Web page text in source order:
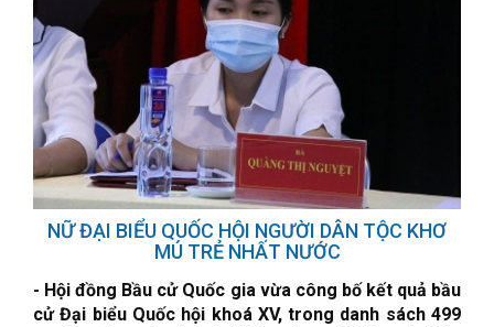
NỮ ĐẠI BIỂU QUỐC HỘI NGƯỜI DÂN TỘC KHƠ
MÚ TRẺ NHẤT NƯỚC
- Hội đồng Bầu cử Quốc gia vừa công bố kết quả bầu
cử Đại biểu Quốc hội khoá XV, trong danh sách 499